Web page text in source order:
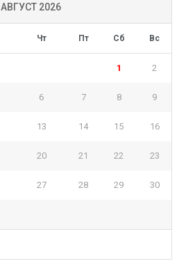
АВГУСТ 2026
Чт Пт Сб Вс
1 2
6 7 8 9
13 14 15 16
20 21 22 23
27 28 29 30